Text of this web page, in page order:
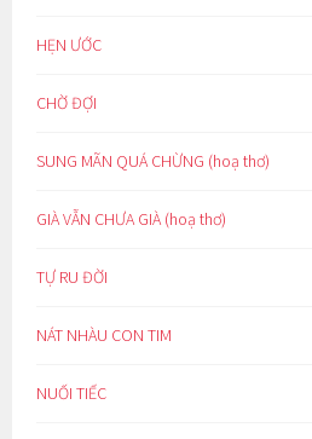
HẸN ƯỚC
CHỜ ĐỢI
SUNG MÃN QUÁ CHỪNG (hoạ thơ)
GIÀ VẪN CHƯA GIÀ (hoạ thơ)
TỰ RU ĐỜI
NÁT NHÀU CON TIM
NUỐI TIẾC